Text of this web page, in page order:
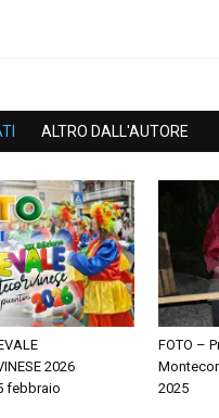
ALTRO DALL'AUTORE
2026
febbraio
FOTO –
2025